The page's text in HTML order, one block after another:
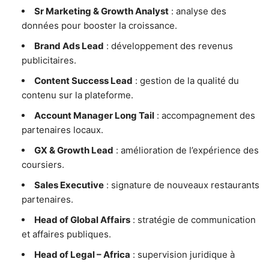
Sr Marketing & Growth Analyst : analyse des
données pour booster la croissance.
Brand Ads Lead : développement des revenus
publicitaires.
Content Success Lead : gestion de la qualité du
contenu sur la plateforme.
Account Manager Long Tail : accompagnement des
partenaires locaux.
GX & Growth Lead : amélioration de l’expérience des
coursiers.
Sales Executive : signature de nouveaux restaurants
partenaires.
Head of Global Affairs : stratégie de communication
et affaires publiques.
Head of Legal – Africa : supervision juridique à